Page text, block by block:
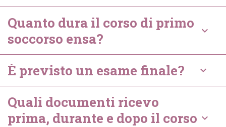
Quanto dura il corso di primo
soccorso ensa?
keyboard_arrow_down
È previsto un esame finale? keyboard_arrow_down
Quali documenti ricevo
prima, durante e dopo il corso keyboard_arrow_down